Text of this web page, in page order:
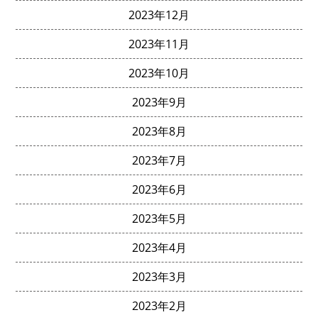
2023年12月
2023年11月
2023年10月
2023年9月
2023年8月
2023年7月
2023年6月
2023年5月
2023年4月
2023年3月
2023年2月